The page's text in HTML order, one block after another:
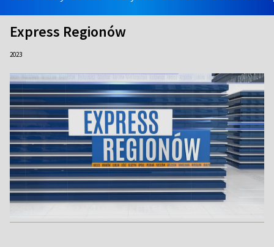
Express Regionów
2023